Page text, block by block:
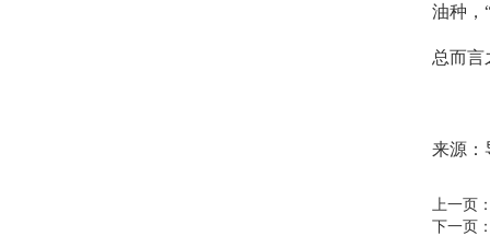
油种，
总而言
来源：
上一页
下一页